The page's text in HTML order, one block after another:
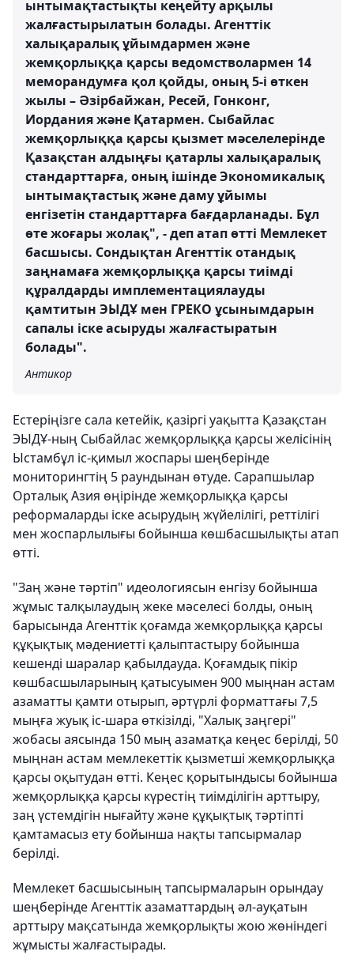
ынтымақтастықты кеңейту арқылы
жалғастырылатын болады. Агенттік
халықаралық ұйымдармен және
жемқорлыққа қарсы ведомстволармен 14
меморандумға қол қойды, оның 5-і өткен
жылы – Әзірбайжан, Ресей, Гонконг,
Иордания және Қатармен. Сыбайлас
жемқорлыққа қарсы қызмет мәселелерінде
Қазақстан алдыңғы қатарлы халықаралық
стандарттарға, оның ішінде Экономикалық
ынтымақтастық және даму ұйымы
енгізетін стандарттарға бағдарланады. Бұл
өте жоғары жолақ", - деп атап өтті Мемлекет
басшысы. Сондықтан Агенттік отандық
заңнамаға жемқорлыққа қарсы тиімді
құралдарды имплементациялауды
қамтитын ЭЫДҰ мен ГРЕКО ұсынымдарын
сапалы іске асыруды жалғастыратын
болады".
Антикор
Естеріңізге сала кетейік, қазіргі уақытта Қазақстан
ЭЫДҰ-ның Сыбайлас жемқорлыққа қарсы желісінің
Ыстамбұл іс-қимыл жоспары шеңберінде
мониторингтің 5 раундынан өтуде. Сарапшылар
Орталық Азия өңірінде жемқорлыққа қарсы
реформаларды іске асырудың жүйелілігі, реттілігі
мен жоспарлылығы бойынша көшбасшылықты атап
өтті.
"Заң және тәртіп" идеологиясын енгізу бойынша
жұмыс талқылаудың жеке мәселесі болды, оның
барысында Агенттік қоғамда жемқорлыққа қарсы
құқықтық мәдениетті қалыптастыру бойынша
кешенді шаралар қабылдауда. Қоғамдық пікір
көшбасшыларының қатысуымен 900 мыңнан астам
азаматты қамти отырып, әртүрлі форматтағы 7,5
мыңға жуық іс-шара өткізілді, "Халық заңгері"
жобасы аясында 150 мың азаматқа кеңес берілді, 50
мыңнан астам мемлекеттік қызметші жемқорлыққа
қарсы оқытудан өтті. Кеңес қорытындысы бойынша
жемқорлыққа қарсы күрестің тиімділігін арттыру,
заң үстемдігін нығайту және құқықтық тәртіпті
қамтамасыз ету бойынша нақты тапсырмалар
берілді.
Мемлекет басшысының тапсырмаларын орындау
шеңберінде Агенттік азаматтардың әл-ауқатын
арттыру мақсатында жемқорлықты жою жөніндегі
жұмысты жалғастырады.